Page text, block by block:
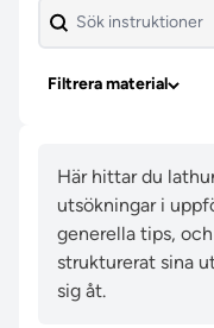
Filtrera material
Här hittar du
utsökningar i
generella tips,
strukturerat sina
sig åt.